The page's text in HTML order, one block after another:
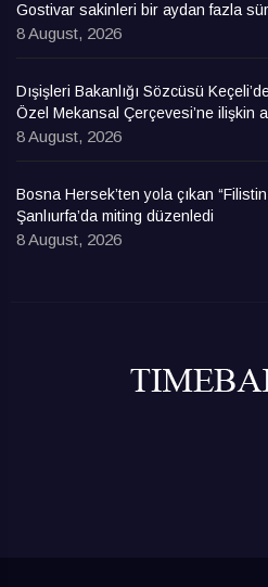
Gostivar sakinleri bir aydan fazla
8 August, 2026
Dışişleri Bakanlığı Sözcüsü
Özel Mekansal Çerçevesi’ne ilişkin
8 August, 2026
Bosna Hersek’ten yola çıkan
Şanlıurfa’da miting düzenledi
8 August, 2026